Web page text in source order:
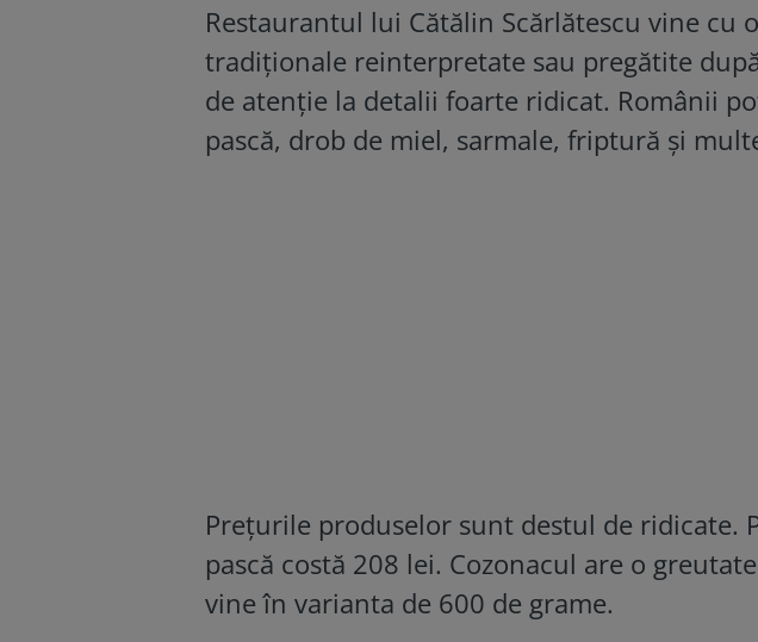
Restaurantul lui Cătălin Scărlătescu vine cu
tradiționale reinterpretate sau pregătite
de atenție la detalii foarte ridicat. Românii
pască, drob de miel, sarmale, friptură și
Prețurile produselor sunt destul de ridicate.
pască costă 208 lei. Cozonacul are o
vine în varianta de 600 de grame.